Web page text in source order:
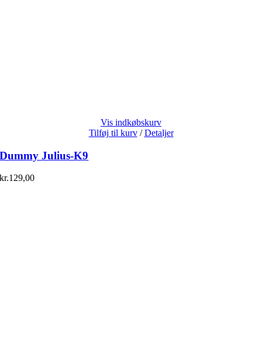
Vis indkøbskurv
Tilføj til kurv / Detaljer
Dummy Julius-K9
kr.129,00